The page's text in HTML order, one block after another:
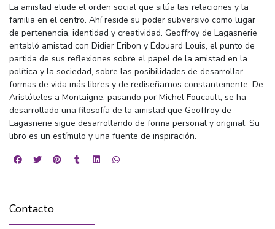
La amistad elude el orden social que sitúa las relaciones y la
familia en el centro. Ahí reside su poder subversivo como lugar
de pertenencia, identidad y creatividad. Geoffroy de Lagasnerie
entabló amistad con Didier Eribon y Édouard Louis, el punto de
partida de sus reflexiones sobre el papel de la amistad en la
política y la sociedad, sobre las posibilidades de desarrollar
formas de vida más libres y de rediseñarnos constantemente. De
Aristóteles a Montaigne, pasando por Michel Foucault, se ha
desarrollado una filosofía de la amistad que Geoffroy de
Lagasnerie sigue desarrollando de forma personal y original. Su
libro es un estímulo y una fuente de inspiración.
Contacto